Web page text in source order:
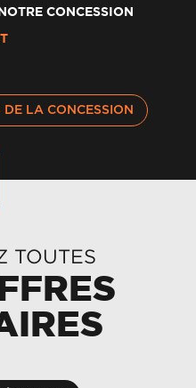
CONCESSION
LA CONCESSION
TOUTES